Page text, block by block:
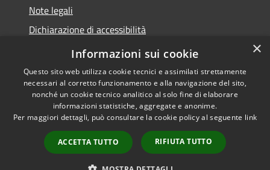
Note legali
Dichiarazione di accessibilità
Piano di miglioramento del sito
Accessibilità
Copyright © 2026 • Comune di
Dalmine • Powered by
Municipium•
Accesso
redazione
×
Informazioni sui cookie
Questo sito web utilizza cookie tecnici e assimilati strettamente
necessari al corretto funzionamento e alla navigazione del sito,
nonché un cookie tecnico analitico al solo fine di elaborare
informazioni statistiche, aggregate e anonime.
Per maggiori dettagli, può consultare la cookie policy al seguente link
ACCETTA TUTTO RIFIUTA TUTTO